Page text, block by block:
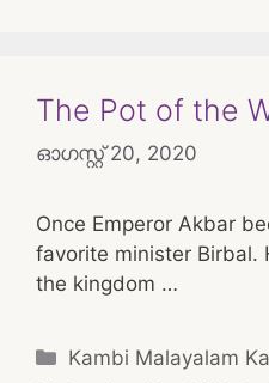
The Pot of the
ഓഗസ്റ്റ്‌ 20, 2020
Once Emperor Akbar
favorite minister Birbal.
the kingdom …
Categories
Kambi Malayalam